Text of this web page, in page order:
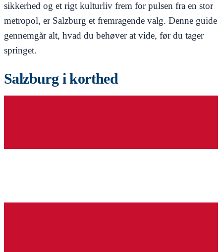
sikkerhed og et rigt kulturliv frem for pulsen fra en stor
metropol, er Salzburg et fremragende valg. Denne guide
gennemgår alt, hvad du behøver at vide, før du tager
springet.
Salzburg i korthed